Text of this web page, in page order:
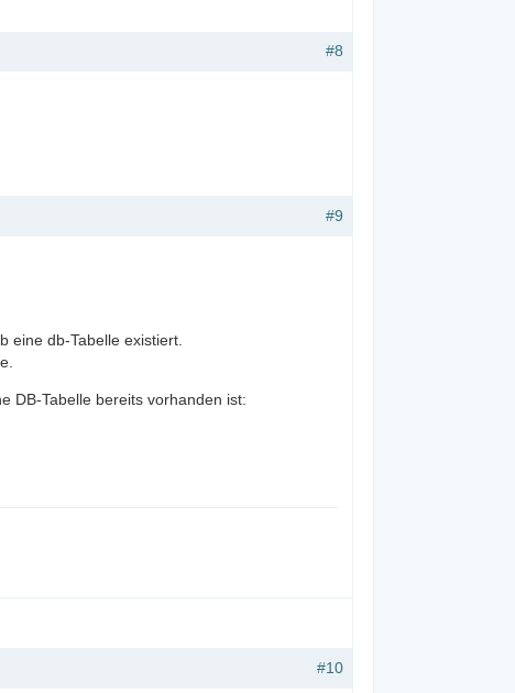
#8
#9
eine db-Tabelle existiert.
DB-Tabelle bereits vorhanden ist:
#10